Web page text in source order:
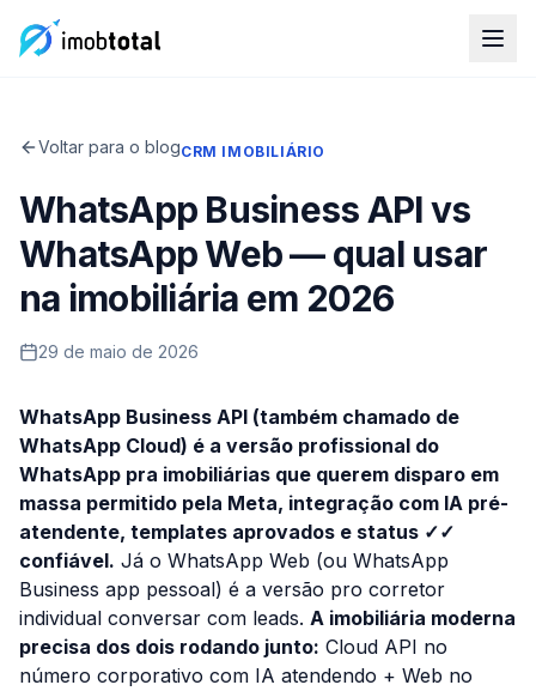
Voltar para o blogCRM IMOBILIÁRIO
WhatsApp Business API vs
WhatsApp Web — qual usar
na imobiliária em 2026
29 de maio de 2026
WhatsApp Business API (também chamado de
WhatsApp Cloud) é a versão profissional do
WhatsApp pra imobiliárias que querem disparo em
massa permitido pela Meta, integração com IA pré-
atendente, templates aprovados e status ✓✓
confiável. Já o WhatsApp Web (ou WhatsApp
Business app pessoal) é a versão pro corretor
individual conversar com leads. A imobiliária moderna
precisa dos dois rodando junto: Cloud API no
número corporativo com IA atendendo + Web no